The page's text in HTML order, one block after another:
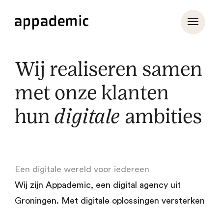
Wij realiseren samen
met onze klanten
hun digitale ambities
Een digitale wereld voor iedereen
Wij zijn Appademic, een digital agency uit
Groningen. Met digitale oplossingen versterken